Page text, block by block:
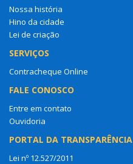
Nossa história
Hino da cidade
Lei de criação
SERVIÇOS
Contracheque Online
FALE CONOSCO
Entre em contato
Ouvidoria
PORTAL DA TRANSPARÊNCIA
Lei nº 12.527/2011